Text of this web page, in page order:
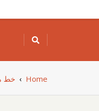
to
Home
› خط